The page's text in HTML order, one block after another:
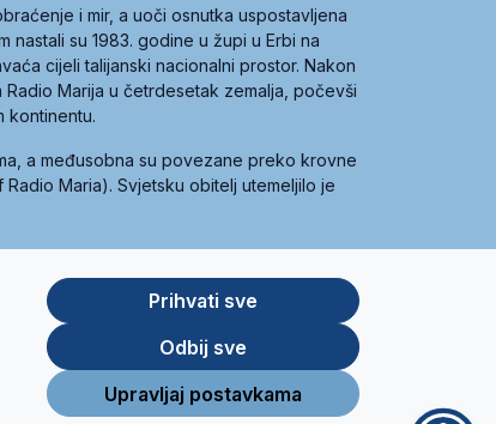
i mir, a uoči osnutka uspostavljena
nastali su 1983. godine u župi u Erbi na
cijeli talijanski nacionalni prostor. Nakon
Marija u četrdesetak zemalja, počevši
kontinentu.
a međusobna su povezane preko krovne
Maria). Svjetsku obitelj utemeljilo je
Store
Prihvati sve
Odbij sve
Upravljaj postavkama